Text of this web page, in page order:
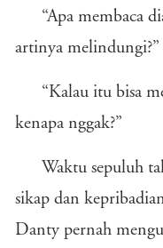
“Apa membaca
artinya melindungi?”
“Kalau itu bisa
kenapa nggak?”
Waktu sepuluh
sikap dan
Danty pernah